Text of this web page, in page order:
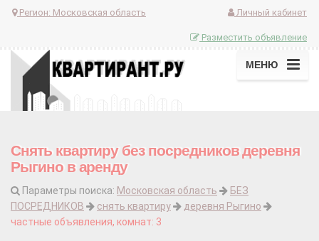
Регион: Московская область Личный кабинет
Разместить объявление
МЕНЮ
Снять квартиру без посредников деревня
Рыгино в аренду
Параметры поиска: Московская область
БЕЗ
ПОСРЕДНИКОВ
снять квартиру
деревня Рыгино
частные объявления, комнат: 3